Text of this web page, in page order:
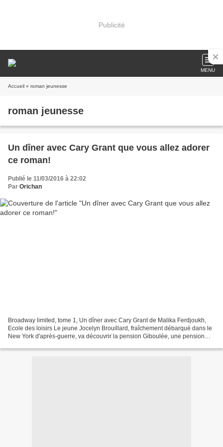
Publicité
MENU
Accueil » roman jeunesse
roman jeunesse
Un dîner avec Cary Grant que vous allez adorer
ce roman!
Publié le 11/03/2016 à 22:02
Par Orichan
Broadway limited, tome 1, Un dîner avec Cary Grant de Malika Ferdjoukh,
Ecole des loisirs Le jeune Jocelyn Brouillard, fraîchement débarqué dans le
New York d'après-guerre, va découvrir la pension Giboulée, une pension